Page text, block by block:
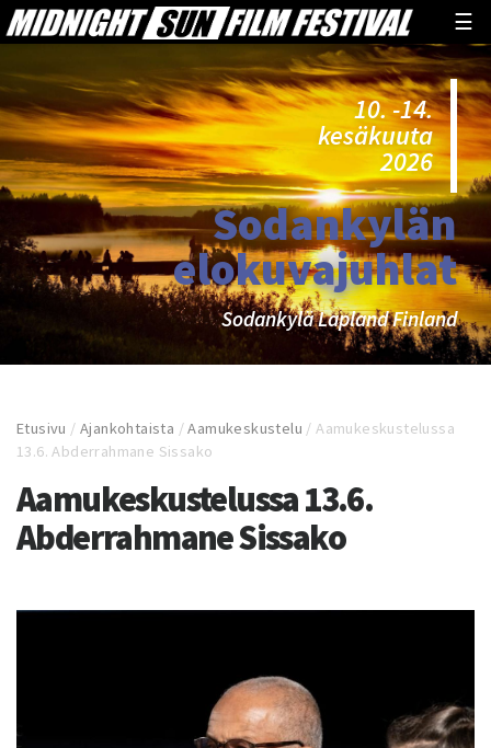
☰
10. -14.
kesäkuuta
2026
Sodankylän
elokuvajuhlat
Sodankylä Lapland Finland
Etusivu /Ajankohtaista /Aamukeskustelu /Aamukeskustelussa
13.6. Abderrahmane Sissako
Aamukeskustelussa 13.6.
Abderrahmane Sissako